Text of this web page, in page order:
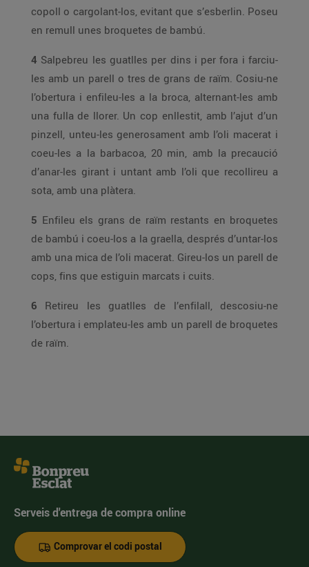
copoll o cargolant-los, evitant que s’esberlin. Poseu
en remull unes broquetes de bambú.
4 Salpebreu les guatlles per dins i per fora i farciu-
les amb un parell o tres de grans de raïm. Cosiu-ne
l’obertura i enfileu-les a la broca, alternant-les amb
una fulla de llorer. Un cop enllestit, amb l’ajut d’un
pinzell, unteu-les generosament amb l’oli macerat i
coeu-les a la barbacoa, 20 min, amb la precaució
d’anar-les girant i untant amb l’oli que recollireu a
sota, amb una plàtera.
5 Enfileu els grans de raïm restants en broquetes
de bambú i coeu-los a la graella, després d’untar-los
amb una mica de l’oli macerat. Gireu-los un parell de
cops, fins que estiguin marcats i cuits.
6 Retireu les guatlles de l’enfilall, descosiu-ne
l’obertura i emplateu-les amb un parell de broquetes
de raïm.
Serveis d'entrega de compra online
Comprovar el codi postal